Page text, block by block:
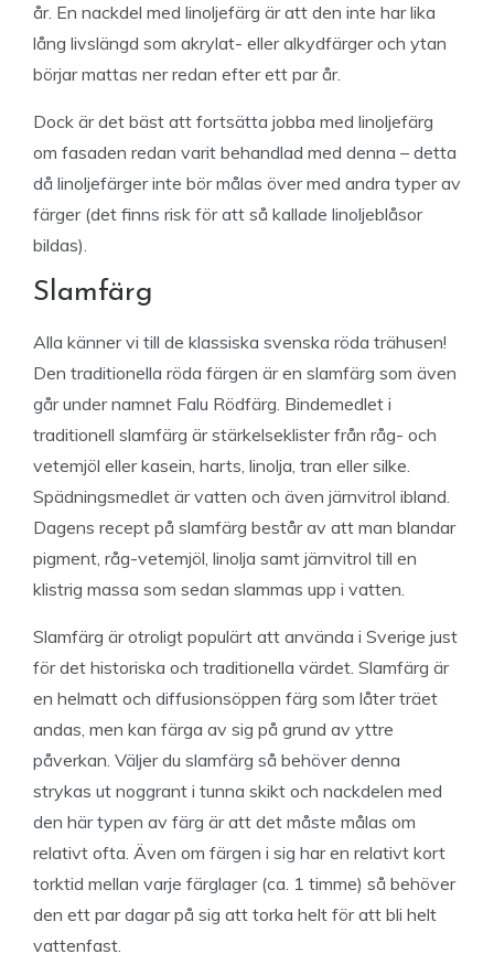
år. En nackdel med linoljefärg är att den inte har lika
lång livslängd som akrylat- eller alkydfärger och ytan
börjar mattas ner redan efter ett par år.
Dock är det bäst att fortsätta jobba med linoljefärg
om fasaden redan varit behandlad med denna – detta
då linoljefärger inte bör målas över med andra typer av
färger (det finns risk för att så kallade linoljeblåsor
bildas).
Slamfärg
Alla känner vi till de klassiska svenska röda trähusen!
Den traditionella röda färgen är en slamfärg som även
går under namnet Falu Rödfärg. Bindemedlet i
traditionell slamfärg är stärkelseklister från råg- och
vetemjöl eller kasein, harts, linolja, tran eller silke.
Spädningsmedlet är vatten och även järnvitrol ibland.
Dagens recept på slamfärg består av att man blandar
pigment, råg-vetemjöl, linolja samt järnvitrol till en
klistrig massa som sedan slammas upp i vatten.
Slamfärg är otroligt populärt att använda i Sverige just
för det historiska och traditionella värdet. Slamfärg är
en helmatt och diffusionsöppen färg som låter träet
andas, men kan färga av sig på grund av yttre
påverkan. Väljer du slamfärg så behöver denna
strykas ut noggrant i tunna skikt och nackdelen med
den här typen av färg är att det måste målas om
relativt ofta. Även om färgen i sig har en relativt kort
torktid mellan varje färglager (ca. 1 timme) så behöver
den ett par dagar på sig att torka helt för att bli helt
vattenfast.